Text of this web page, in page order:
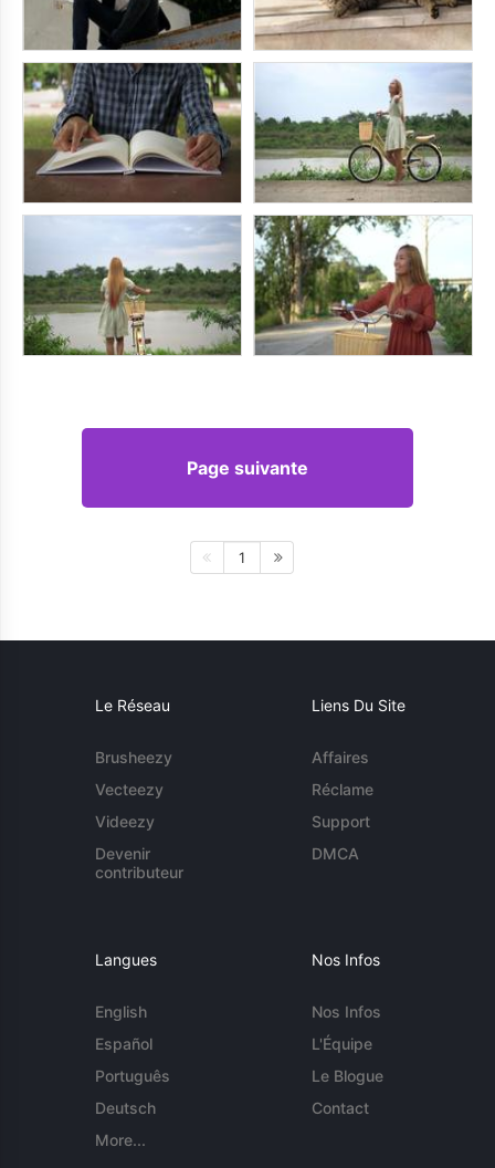
Page suivante
1
Le Réseau
Brusheezy
Vecteezy
Videezy
Devenir
contributeur
Liens Du Site
Affaires
Réclame
Support
DMCA
Langues
English
Español
Português
Deutsch
More...
Nos Infos
Nos Infos
L'Équipe
Le Blogue
Contact